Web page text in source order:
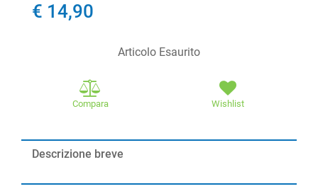
€ 14,90
Articolo Esaurito
Compara Wishlist
Descrizione breve